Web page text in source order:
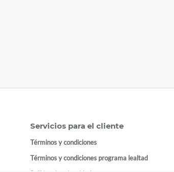
Servicios para el cliente
Términos y condiciones
Términos y condiciones programa lealtad